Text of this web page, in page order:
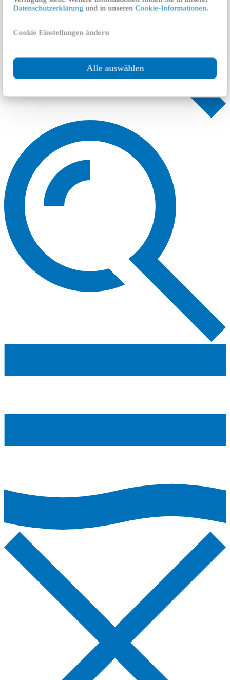
Datenschutzerklärung und in unserenCookie-Informationen.
Cookie Einstellungen ändern
Alle auswählen